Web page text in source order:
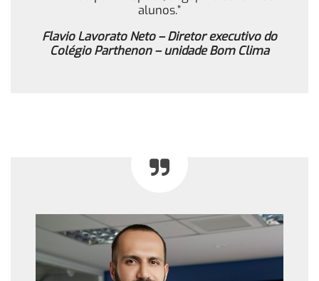
alunos.”
Flavio Lavorato Neto – Diretor executivo do
Colégio Parthenon – unidade Bom Clima